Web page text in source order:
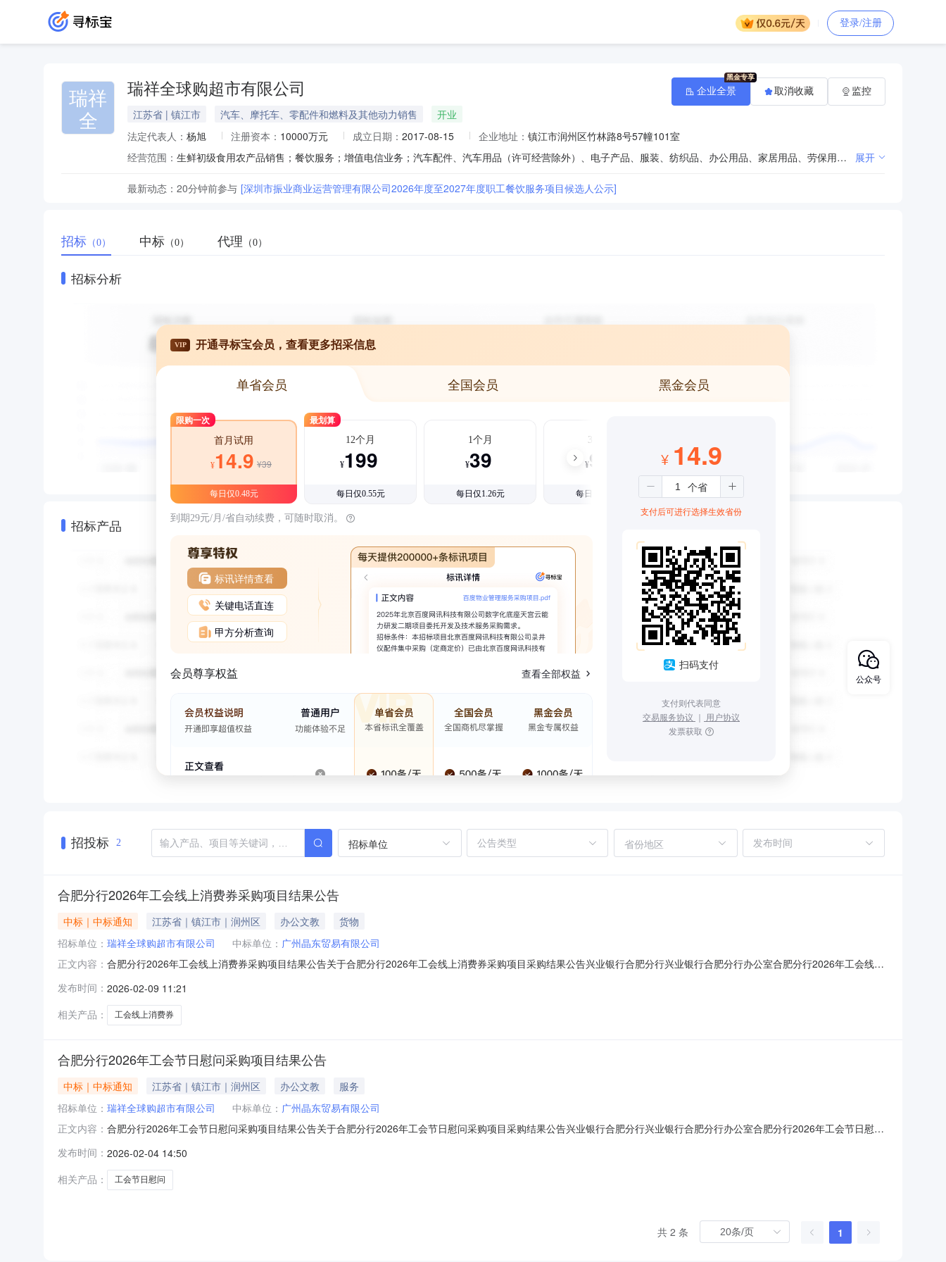
登录/注册
瑞祥
全
瑞祥全球购超市有限公司
江苏省 | 镇江市 汽车、摩托车、零配件和燃料及其他动力销售
开业
法定代表人： 杨旭 注册资本： 10000万元 成立日期： 2017-08-15 企业地址： 镇江市润州区竹林路8号57幢101室
经营范围：
生鲜初级食用农产品销售；餐饮服务；增值电信业务；汽车配件、汽车用品（许可经营除外）、电子产品、服装、纺织品、办公用品、家居用品、劳保用品、钟表、工艺礼品、日用百货、数码产品、手机、计算机产品、洗化用品、图书、化妆品的批发与零售；食品（限《食品经营许可证》载明的主体业态和经营项目）销售；网上贸易代理；烟的零售；农牧产品的收购、分装及销售（国家限制经营或许可项目除外）；二类医疗器械的经营（其中涉及许可经营项目的，限医疗机械经营企业许可核定范围和方式经营）。（依法须经批准的项目，经相关部门批准后方可开展经营活动）许可项目：技术进出口；食品进出口；广播电视节目制作经营；酒类经营；保健食品销售；货物进出口；进出口代理；出版物互联网销售；药品互联网信息服务；医疗器械互联网信息服务（依法须经批准的项目，经相关部门批准后方可开展经营活动，具体经营项目以审批结果为准）一般项目：软件开发；体育用品及器材零售；网络技术服务；计算机软硬件及辅助设备零售；技术服务、技术开发、技术咨询、技术交流、技术转让、技术推广；单用途商业预付卡代理销售；采购代理服务；销售代理；企业会员积分管理服务；商务代理代办服务；票务代理服务；旅客票务代理；居民日常生活服务；互联网销售（除销售需要许可的商品）；食品互联网销售（仅销售预包装食品）；肥料销售；化肥销售；电池销售；电池零配件销售；电力电子元器件销售；家具销售；金属制品销售；软木制品销售；日用木制品销售；木制容器销售；木制玩具销售；制冷、空调设备销售；家用电器零配件销售；安防设备销售；物联网设备销售；信息系统运行维护服务；消防器材销售；通信设备销售；特种设备销售；机械设备销售；金属结构销售；工程管理服务；非公路休闲车及零配件销售（除依法须经批准的项目外，凭营业执照依法自主开展经营活动） 展开
最新动态： 20分钟前参与 [深圳市振业商业运营管理有限公司2026年度至2027年度职工餐饮服务项目候选人公示]
企业全景 取消收藏 监控
招标 （0） 中标 （0） 代理 （0）
招标分析
招标产品
VIP 开通寻标宝会员，查看更多招采信息
单省会员 全国会员 黑金会员
限购一次
首月试用
¥14.9 ¥39
每日仅0.48元
最划算
12个月
¥199
每日仅0.55元
1个月
¥39
每日仅1.26元
3个月
¥99
每日仅1.08元
到期29元/月/省自动续费，可随时取消。
标讯详情查看
关键电话直连
甲方分析查询
会员尊享权益 查看全部权益
¥ 14.9
支付后可进行选择生效省份
扫码支付
支付则代表同意
交易服务协议 ｜ 用户协议
发票获取
招投标 2 招标单位 省份地区
合肥分行2026年工会线上消费券采购项目结果公告
中标｜中标通知 江苏省｜镇江市｜润州区 办公文教
货物
招标单位： 瑞祥全球购超市有限公司 中标单位： 广州晶东贸易有限公司
正文内容： 合肥分行2026年工会线上消费券采购项目结果公告关于合肥分行2026年工会线上消费券采购项目采购结果公告兴业银行合肥分行兴业银行合肥分行办公室合肥分行2026年工会线上
发布时间： 2026-02-09 11:21
相关产品：
工会线上消费券
合肥分行2026年工会节日慰问采购项目结果公告
中标｜中标通知 江苏省｜镇江市｜润州区 办公文教
服务
招标单位： 瑞祥全球购超市有限公司 中标单位： 广州晶东贸易有限公司
正文内容： 合肥分行2026年工会节日慰问采购项目结果公告关于合肥分行2026年工会节日慰问采购项目采购结果公告兴业银行合肥分行兴业银行合肥分行办公室合肥分行2026年工会节日慰问
发布时间： 2026-02-04 14:50
相关产品：
工会节日慰问
共 2 条 1
公众号